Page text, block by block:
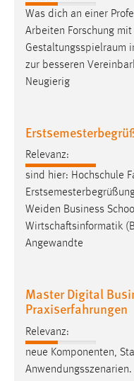
Was dich an einer
Arbeiten Forschung
Gestaltungsspielraum
zur besseren
Neugierig
Relevanz:
sind hier: Hochschule
Weiden Business
Wirtschaftsinformatik
Angewandte
Master Digital
Praxiserfahrungen
Relevanz:
neue Komponenten,
Anbieter:
Google Ireland
Zweck:
Conversion-Tracking
Facebook Pixel
Name:
_fbp
Anbieter:
Facebook
Conversion-Tracking
Cookie Laufzeit:
3 Monate